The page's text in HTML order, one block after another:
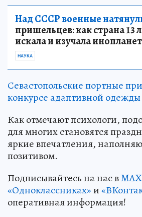
Над СССР военные
пришельцев: как страна 13
искала и изучала
НАУКА
Севастопольские портные
конкурсе адаптивной
Как отмечают психологи,
для многих становятся
яркие впечатления,
позитивом.
Подписывайтесь на нас вMAX
«Одноклассниках»и
оперативная информация!